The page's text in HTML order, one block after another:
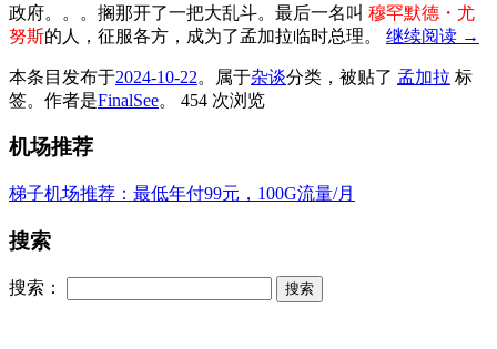
政府。。。搁那开了一把大乱斗。最后一名叫 穆罕默德・尤
努斯的人，征服各方，成为了孟加拉临时总理。 继续阅读 →
本条目发布于2024-10-22。属于杂谈分类，被贴了 孟加拉 标
签。 作者是FinalSee。 454 次浏览
机场推荐
梯子机场推荐：最低年付99元，100G流量/月
搜索
搜索：